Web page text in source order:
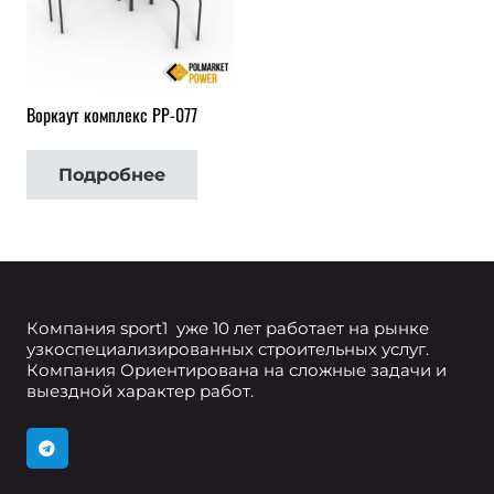
Воркаут комплекс РР-077
Подробнее
Компания sport1 уже 10 лет работает на рынке
узкоспециализированных строительных услуг.
Компания Ориентирована на сложные задачи и
выездной характер работ.